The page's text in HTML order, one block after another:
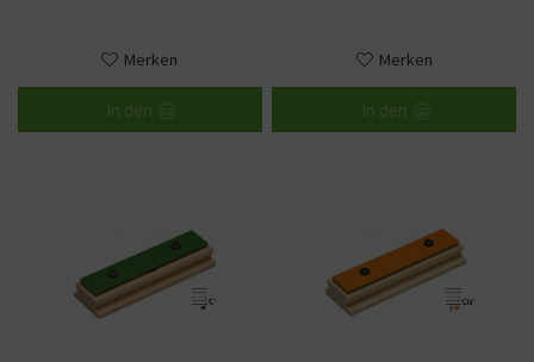
Merken
In den
Merken
In den